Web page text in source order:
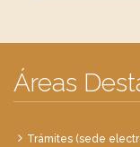
Áreas
Trámites (sede